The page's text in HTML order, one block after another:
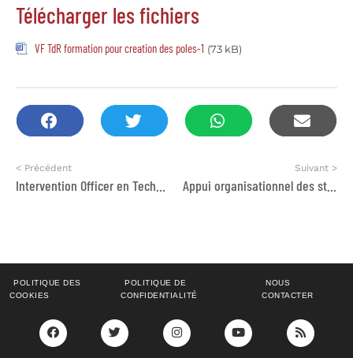
Télécharger les fichiers
VF TdR formation pour creation des poles-1 (73 kB)
< Précédent Suivant >
Appui organisationnel des structures d’accompagnement à l’entrepreneuriat
POLITIQUE DES
COOKIES
POLITIQUE DE
CONFIDENTIALITÉ
NOUS
CONTACTER